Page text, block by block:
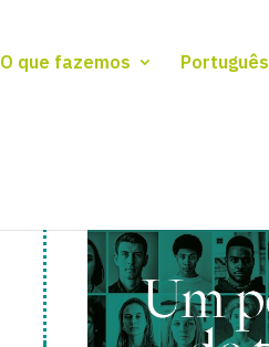
O que fazemos Português